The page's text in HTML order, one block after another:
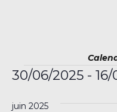
30/06/2025 -
une
juin 2025